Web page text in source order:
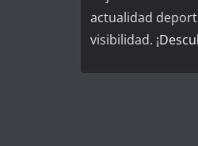
actualidad
visibilidad. ¡